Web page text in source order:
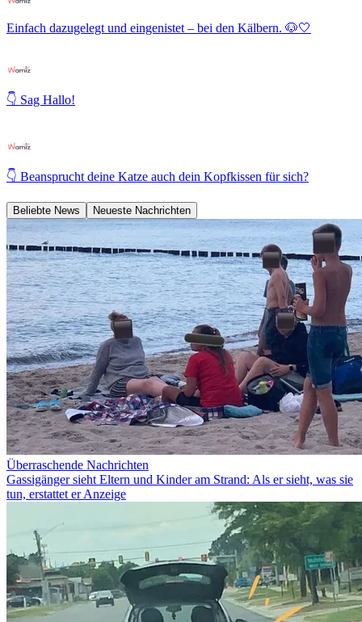
Einfach dazugelegt und eingenistet – bei den Kälbern. 🐶🤍
👇 Sag Hallo!
👇 Beansprucht deine Katze auch dein Kopfkissen für sich?
Beliebte News Neueste Nachrichten
Überraschende Nachrichten
Gassigänger sieht Eltern und Kinder am Strand: Als er sieht, was sie
tun, erstattet er Anzeige